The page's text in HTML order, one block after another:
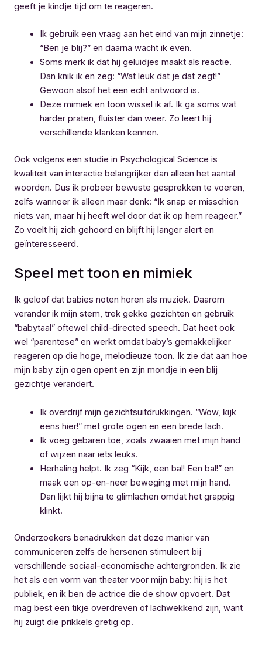
geeft je kindje tijd om te reageren.
Ik gebruik een vraag aan het eind van mijn zinnetje:
“Ben je blij?” en daarna wacht ik even.
Soms merk ik dat hij geluidjes maakt als reactie.
Dan knik ik en zeg: “Wat leuk dat je dat zegt!”
Gewoon alsof het een echt antwoord is.
Deze mimiek en toon wissel ik af. Ik ga soms wat
harder praten, fluister dan weer. Zo leert hij
verschillende klanken kennen.
Ook volgens een studie in Psychological Science is
kwaliteit van interactie belangrijker dan alleen het aantal
woorden. Dus ik probeer bewuste gesprekken te voeren,
zelfs wanneer ik alleen maar denk: “Ik snap er misschien
niets van, maar hij heeft wel door dat ik op hem reageer.”
Zo voelt hij zich gehoord en blijft hij langer alert en
geïnteresseerd.
Speel met toon en mimiek
Ik geloof dat babies noten horen als muziek. Daarom
verander ik mijn stem, trek gekke gezichten en gebruik
“babytaal” oftewel child-directed speech. Dat heet ook
wel “parentese” en werkt omdat baby’s gemakkelijker
reageren op die hoge, melodieuze toon. Ik zie dat aan hoe
mijn baby zijn ogen opent en zijn mondje in een blij
gezichtje verandert.
Ik overdrijf mijn gezichtsuitdrukkingen. “Wow, kijk
eens hier!” met grote ogen en een brede lach.
Ik voeg gebaren toe, zoals zwaaien met mijn hand
of wijzen naar iets leuks.
Herhaling helpt. Ik zeg “Kijk, een bal! Een bal!” en
maak een op-en-neer beweging met mijn hand.
Dan lijkt hij bijna te glimlachen omdat het grappig
klinkt.
Onderzoekers benadrukken dat deze manier van
communiceren zelfs de hersenen stimuleert bij
verschillende sociaal-economische achtergronden. Ik zie
het als een vorm van theater voor mijn baby: hij is het
publiek, en ik ben de actrice die de show opvoert. Dat
mag best een tikje overdreven of lachwekkend zijn, want
hij zuigt die prikkels gretig op.